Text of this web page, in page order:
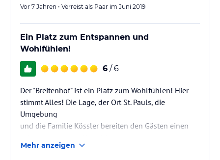
Vor 7 Jahren • Verreist als Paar im Juni 2019
Ein Platz zum Entspannen und
Wohlfühlen!
6 / 6
Der "Breitenhof" ist ein Platz zum Wohlfühlen! Hier
stimmt Alles! Die Lage, der Ort St. Pauls, die
Umgebung
und die Familie Kössler bereiten den Gästen einen
Mehr anzeigen